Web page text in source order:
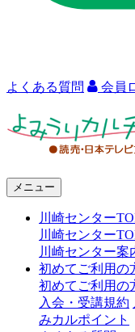
よくある質問 会員
メニュー
川崎センター
川崎センター
川崎センター案
初めてご利用の
初めてご利用の
入会・受講規約
みカルポイント